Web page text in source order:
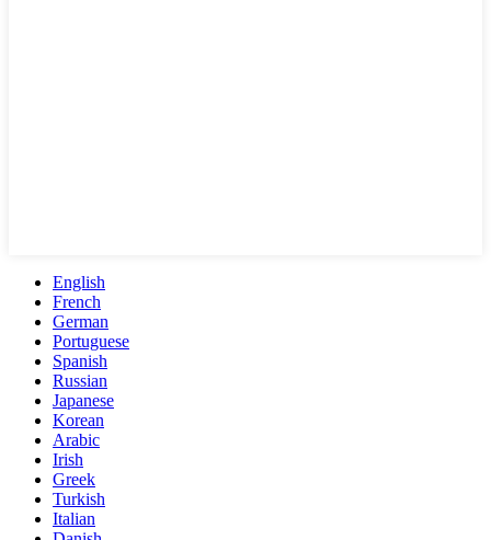
English
French
German
Portuguese
Spanish
Russian
Japanese
Korean
Arabic
Irish
Greek
Turkish
Italian